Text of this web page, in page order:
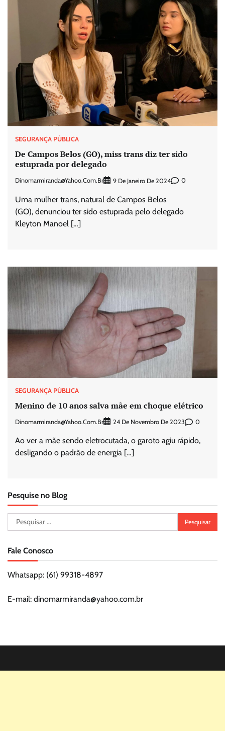
SEGURANÇA PÚBLICA
De Campos Belos (GO), miss trans diz ter sido
estuprada por delegado
Dinomarmiranda@yahoo.com.br 9 De Janeiro De 2024 0
Uma mulher trans, natural de Campos Belos
(GO), denunciou ter sido estuprada pelo delegado
Kleyton Manoel […]
SEGURANÇA PÚBLICA
Menino de 10 anos salva mãe em choque elétrico
Dinomarmiranda@yahoo.com.br 24 De Novembro De 2023 0
Ao ver a mãe sendo eletrocutada, o garoto agiu rápido,
desligando o padrão de energia […]
Pesquise no Blog
Pesquisar
por:
Fale Conosco
Whatsapp: (61) 99318-4897
E-mail: dinomarmiranda@yahoo.com.br